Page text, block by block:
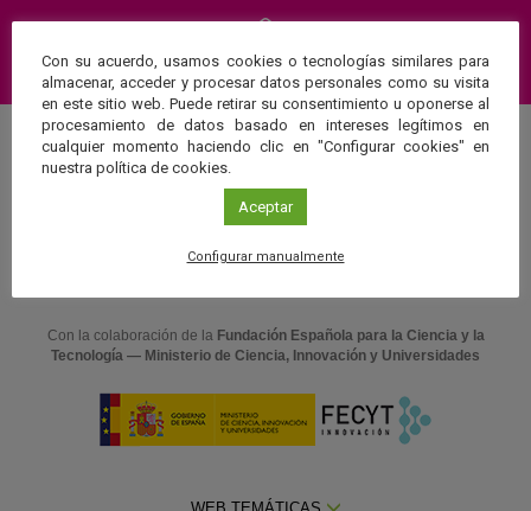
Suscríbete a nuestra Newsletter
Una web de:
Con la colaboración de la Fundación Española para la Ciencia y la
Tecnología — Ministerio de Ciencia, Innovación y Universidades
Con su acuerdo, usamos cookies o tecnologías similares para
almacenar, acceder y procesar datos personales como su visita
en este sitio web. Puede retirar su consentimiento u oponerse al
procesamiento de datos basado en intereses legítimos en
cualquier momento haciendo clic en "Configurar cookies" en
nuestra política de cookies.
Aceptar
Configurar manualmente